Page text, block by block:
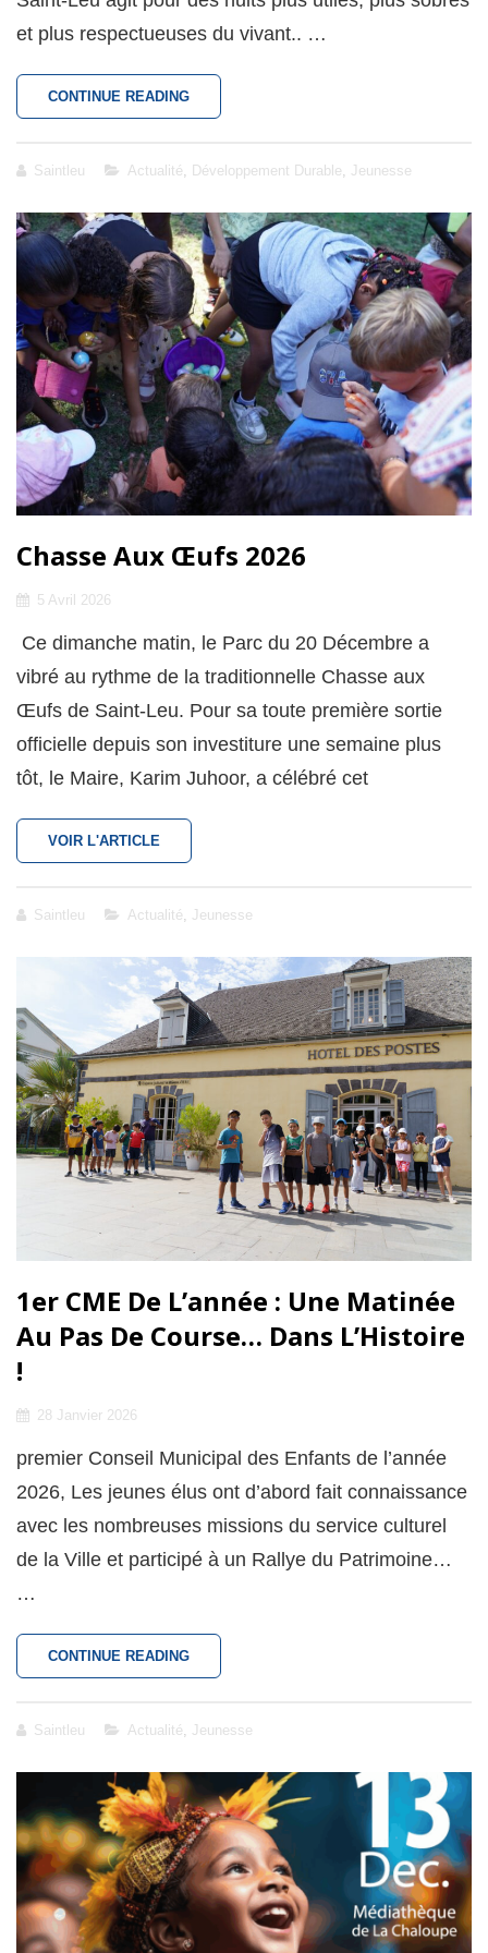
et plus respectueuses du vivant.. …
CONTINUE READINGÀ
SAINT-
NUIT
AVEC
DISCERNEMENT
Saintleu
Cat
Actualité Développement Durable Jeunesse
Chasse Aux Œufs 2026
Posted
5 Avril 2026
Ce dimanche matin, le Parc du 20 Décembre a
vibré au rythme de la traditionnelle Chasse aux
Œufs de Saint-Leu. Pour sa toute première sortie
officielle depuis son investiture une semaine plus
tôt, le Maire, Karim Juhoor, a célébré cet
VOIR L'ARTICLE
AUX
Saintleu
Cat
Actualité, Jeunesse
1er CME De L’année : Une Matinée
Au Pas De Course… Dans L’Histoire
!
Posted
28 Janvier 2026
premier Conseil Municipal des Enfants de l’année
2026, Les jeunes élus ont d’abord fait connaissance
avec les nombreuses missions du service culturel
de la Ville et participé à un Rallye du Patrimoine…
…
CONTINUE READING1ER
CME
MATINÉE
AU
PAS
DE
COURSE…
DANS
L’HISTOIRE
Saintleu
Cat
Actualité Jeunesse